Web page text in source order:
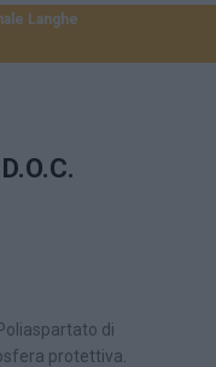
Langhe
di
protettiva.